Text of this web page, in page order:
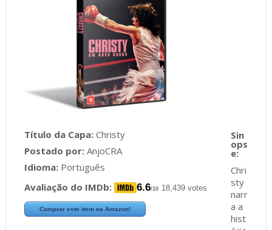
Título da Capa:Christy
Postado por:AnjoCRA
Idioma:Português
Avaliação do IMDb:
6.6/10 18,439 votes
Comprar este item na Amazon!
Chri
sty
narr
a a
hist